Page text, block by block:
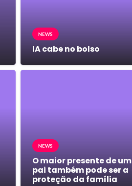
NEWS
IA cabe no bolso
NEWS
O maior presente de um
pai também pode ser a
proteção da família